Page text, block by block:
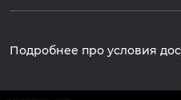
Подробнее про условия